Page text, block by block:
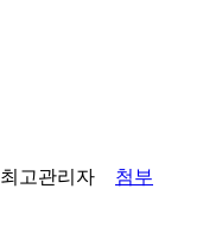
최고관리자 첨부